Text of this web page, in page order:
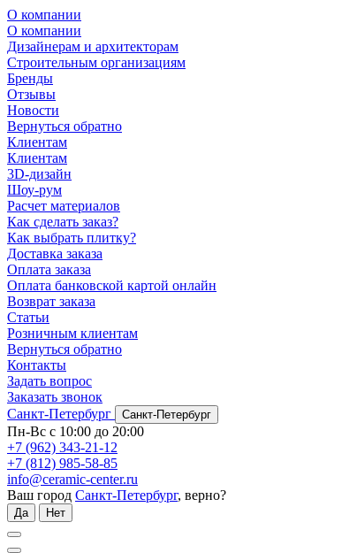
О компании
О компании
Дизайнерам и архитекторам
Строительным организациям
Бренды
Отзывы
Новости
Вернуться обратно
Клиентам
Клиентам
3D-дизайн
Шоу-рум
Расчет материалов
Как сделать заказ?
Как выбрать плитку?
Доставка заказа
Оплата заказа
Оплата банковской картой онлайн
Возврат заказа
Статьи
Розничным клиентам
Вернуться обратно
Контакты
Задать вопрос
Заказать звонок
Санкт-Петербург
Санкт-Петербург
Пн-Вс с 10:00 до 20:00
+7 (962) 343-21-12
+7 (812) 985-58-85
info@ceramic-center.ru
Ваш город Санкт-Петербург, верно?
Да Нет